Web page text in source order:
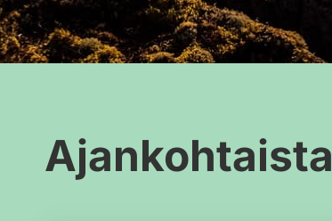
Ajankohtaista